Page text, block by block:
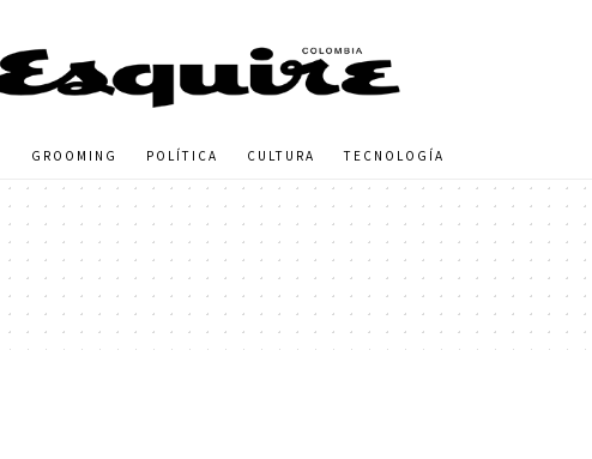
GROOMING POLÍTICA CULTURA TECNOLOGÍA